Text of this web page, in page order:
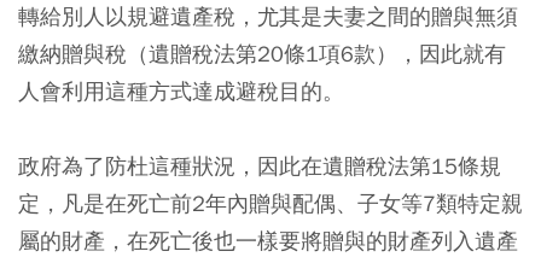
轉給別人以規避遺產稅，尤其是夫妻之間的贈與無須
繳納贈與稅（遺贈稅法第20條1項6款），因此就有
人會利用這種方式達成避稅目的。
政府為了防杜這種狀況， 因此在遺贈稅法第15條規
定，凡是在死亡前2年內贈與配偶、子女等7類特定親
屬的財產，在死亡後也一樣要將贈與的財產列入遺產